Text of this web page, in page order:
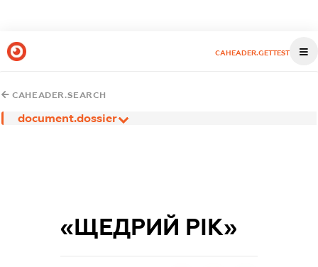
CAHEADER.GETTEST
CAHEADER.SEARCH
document.dossier
«ЩЕДРИЙ РІК»